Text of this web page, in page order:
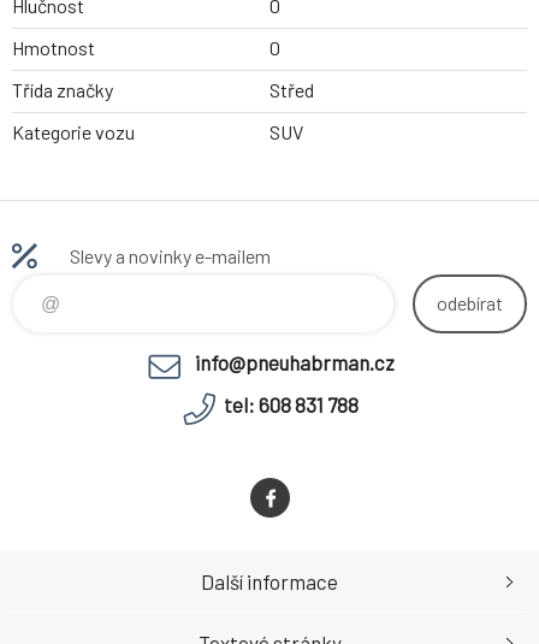
Hlučnost
0
Hmotnost
0
Třída značky
Střed
Kategorie vozu
SUV
Slevy a novinky e-mailem
odebírat
info@pneuhabrman.cz
tel: 608 831 788
Další informace